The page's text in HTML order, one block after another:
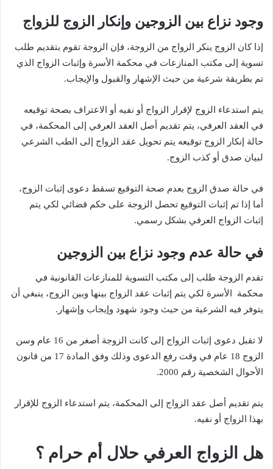
وجود نزاع بين الزوجين وإنكار الزوج للزواج
إذا كان الزوج ينكر الزواج من الزوجة، فإن الزوجة تقوم بتقديم طلب
تسوية إلى مكتب المنازعات في محكمة الأسرة وإثبات الزواج الذي
تم بطريقة شرعية من حيث الإشهار والقبول والإيجاب.
يتم استدعاء الزوج لإقرار الزواج أو نفيه أو الاعتراف بصحة توقيعه
في العقد العرفي، يتم تقديم أصل العقد العرفي إلى المحكمة، في
حالة إنكار الزوج توقيعه يتم تحويل عقد الزواج إلى الطب الشرعي
لبيان صدق أو كذب الزوج.
في حالة صدق الزوج بعدم صحة التوقيع تسقط دعوى إثبات الزوج،
أما إذا تم إثبات التوقيع تحصل الزوجة على حكم قضائي لكي يتم
إثبات الزواج العرفي بشكل رسمي.
في حالة عدم وجود نزاع بين الزوجين
تقدم الزوجة طلب إلى مكتب التسوية للمنازعات القانونية في
محكمة الأسرة لكي يتم إثبات عقد الزواج بينها وبين الزوج، ينبغي أن
يتوفر فيه الشرعية من حيث وجود شهود وإيجاب وإشهار.
لا تقبل دعوى إثبات الزواج إلى كانت الزوجة أصغر من 16 عام وسن
الزوج 18 عام في وقت رفع الدعوى وذلك وفق المادة 17 من قانون
الأحوال الشخصية رقم 2000.
يتم تقديم أصل عقد الزواج إلى المحكمة، يتم استدعاء الزوج للإقرار
بهذا الزواج أو نفيه.
هل الزواج العرفي حلال أم حرام ؟